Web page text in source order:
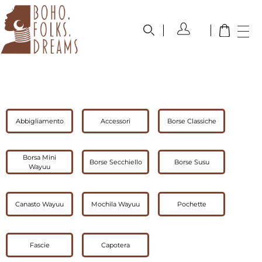
Abbigliamento Accessori Borse Classiche
Borsa Mini
Wayuu
Borse Secchiello Borse Susu
Canasto Wayuu Mochila Wayuu Pochette
Fascie Capotera